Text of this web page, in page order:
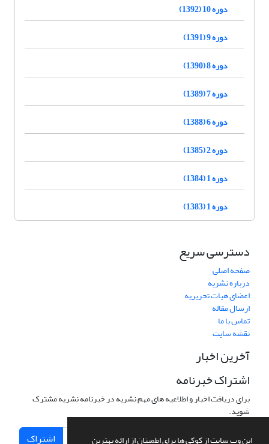
این وب سایت از کوکی ها برای اطمینان از ارائه بهترین
دوره 10 (1392)
دوره 9 (1391)
دوره 8 (1390)
دوره 7 (1389)
دوره 6 (1388)
دوره 2 (1385)
دوره 1 (1384)
دوره 1 (1383)
دسترسی سریع
صفحه اصلی
درباره نشریه
اعضای هیات تحریریه
ارسال مقاله
تماس با ما
نقشه سایت
آخرین اخبار
اشتراک خبرنامه
برای دریافت اخبار و اطلاعیه های مهم نشریه در خبرنامه نشریه مشترک
شوید.
اشتراک